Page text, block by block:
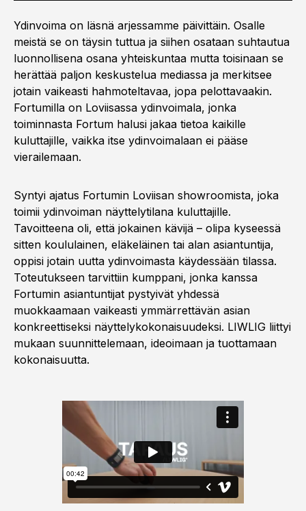
Ydinvoima on läsnä arjessamme päivittäin. Osalle
meistä se on täysin tuttua ja siihen osataan suhtautua
luonnollisena osana yhteiskuntaa mutta toisinaan se
herättää paljon keskustelua mediassa ja merkitsee
jotain vaikeasti hahmoteltavaa, jopa pelottavaakin.
Fortumilla on Loviisassa ydinvoimala, jonka
toiminnasta Fortum halusi jakaa tietoa kaikille
kuluttajille, vaikka itse ydinvoimalaan ei pääse
vierailemaan.
Syntyi ajatus Fortumin Loviisan showroomista, joka
toimii ydinvoiman näyttelytilana kuluttajille.
Tavoitteena oli, että jokainen kävijä – olipa kyseessä
sitten koululainen, eläkeläinen tai alan asiantuntija,
oppisi jotain uutta ydinvoimasta käydessään tilassa.
Toteutukseen tarvittiin kumppani, jonka kanssa
Fortumin asiantuntijat pystyivät yhdessä
muokkaamaan vaikeasti ymmärrettävän asian
konkreettiseksi näyttelykokonaisuudeksi. LIWLIG liittyi
mukaan suunnittelemaan, ideoimaan ja tuottamaan
kokonaisuutta.